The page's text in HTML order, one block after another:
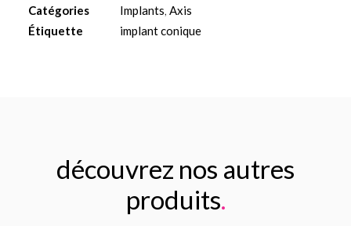
L8mm
Catégories
Implants, Axis
Étiquette
implant conique
découvrez nos autres
produits.